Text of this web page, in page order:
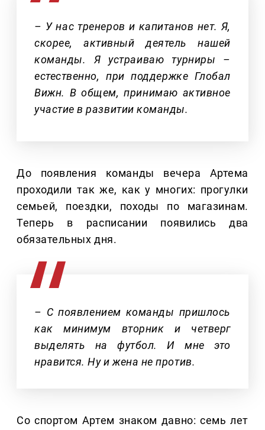
– У нас тренеров и капитанов нет. Я,
скорее, активный деятель нашей
команды. Я устраиваю турниры –
естественно, при поддержке Глобал
Вижн. В общем, принимаю активное
участие в развитии команды.
До появления команды вечера Артема
проходили так же, как у многих: прогулки
семьей, поездки, походы по магазинам.
Теперь в расписании появились два
обязательных дня.
– С появлением команды пришлось
как минимум вторник и четверг
выделять на футбол. И мне это
нравится. Ну и жена не против.
Со спортом Артем знаком давно: семь лет